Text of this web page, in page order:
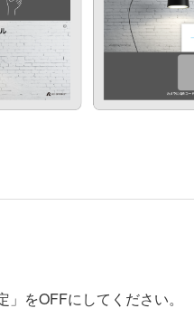
をOFFにしてください。